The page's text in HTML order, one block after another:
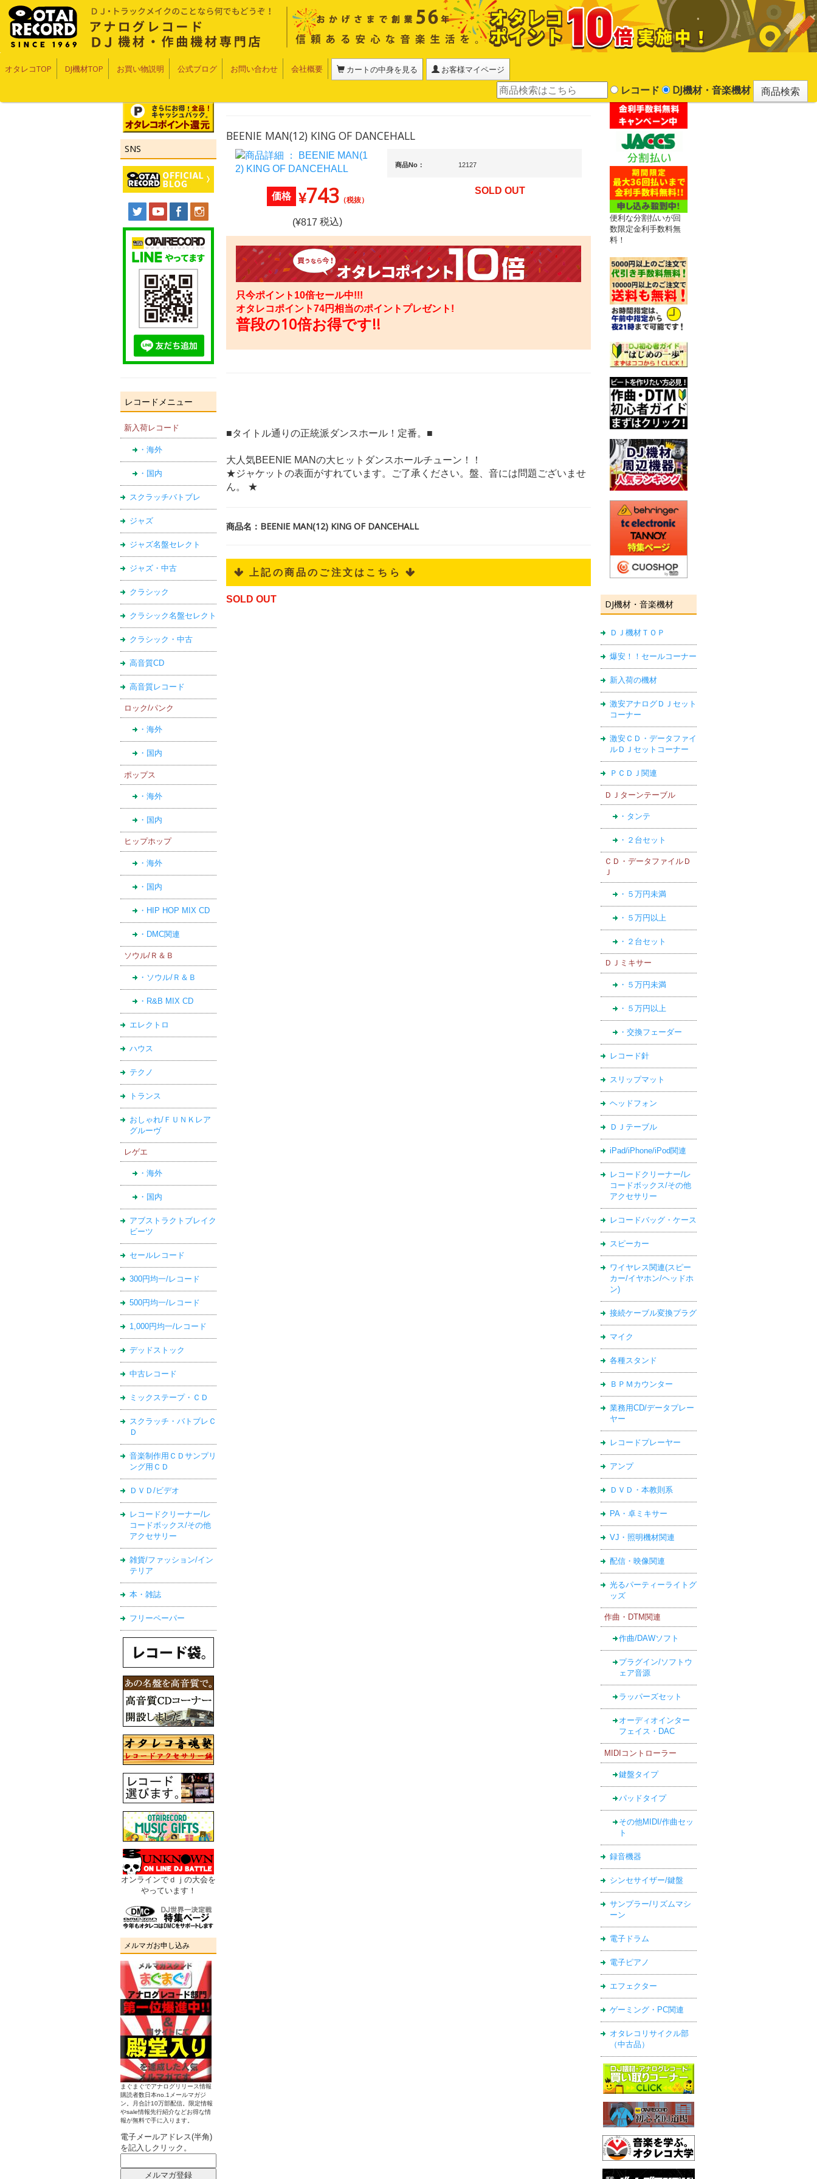
オタレコTOP DJ機材TOP お買い物説明 公式ブログ お問い合わせ 会社概要 カートの中身を見る お客様マイページ
レコード DJ機材・音楽機材
SNS
レコードメニュー
新入荷レコード
・海外
・国内
スクラッチバトブレ
ジャズ
ジャズ名盤セレクト
ジャズ・中古
クラシック
クラシック名盤セレクト
クラシック・中古
高音質CD
高音質レコード
ロック/パンク
・海外
・国内
ポップス
・海外
・国内
ヒップホップ
・海外
・国内
・HIP HOP MIX CD
・DMC関連
ソウル/Ｒ＆Ｂ
・ソウル/Ｒ＆Ｂ
・R&B MIX CD
エレクトロ
ハウス
テクノ
トランス
おしゃれ/ＦＵＮＫレア
グルーヴ
レゲエ
・海外
・国内
アブストラクトブレイク
ビーツ
セールレコード
300円均一/レコード
500円均一/レコード
1,000円均一/レコード
デッドストック
中古レコード
ミックステープ・ＣＤ
スクラッチ・バトブレＣ
Ｄ
音楽制作用ＣＤサンプリ
ング用ＣＤ
ＤＶＤ/ビデオ
レコードクリーナー/レ
コードボックス/その他
アクセサリー
雑貨/ファッション/イン
テリア
本・雑誌
フリーペーパー
オンラインでｄｊの大会を
やっています！
メルマガお申し込み
まぐまぐでアナログリリース情報
購読者数日本no.1メールマガジ
ン。月合計10万部配信。限定情報
やsale情報先行紹介などお得な情
報が無料で手に入ります。
電子メールアドレス(半角)
を記入しクリック。
便利な分割払いが回
数限定金利手数料無
料！
DJ機材・音楽機材
ＤＪ機材ＴＯＰ
爆安！！セールコーナー
新入荷の機材
激安アナログＤＪセット
コーナー
激安ＣＤ・データファイ
ルＤＪセットコーナー
ＰＣＤＪ関連
ＤＪターンテーブル
・タンテ
・２台セット
ＣＤ・データファイルＤ
Ｊ
・５万円未満
・５万円以上
・２台セット
ＤＪミキサー
・５万円未満
・５万円以上
・交換フェーダー
レコード針
スリップマット
ヘッドフォン
ＤＪテーブル
iPad/iPhone/iPod関連
レコードクリーナー/レ
コードボックス/その他
アクセサリー
レコードバッグ・ケース
スピーカー
ワイヤレス関連(スピー
カー/イヤホン/ヘッドホ
ン)
接続ケーブル変換プラグ
マイク
各種スタンド
ＢＰＭカウンター
業務用CD/データプレー
ヤー
レコードプレーヤー
アンプ
ＤＶＤ・本教則系
PA・卓ミキサー
VJ・照明機材関連
配信・映像関連
光るパーティーライトグ
ッズ
作曲・DTM関連
作曲/DAWソフト
プラグイン/ソフトウ
ェア音源
ラッパーズセット
オーディオインター
フェイス・DAC
MIDIコントローラー
鍵盤タイプ
パッドタイプ
その他MIDI/作曲セッ
ト
録音機器
シンセサイザー/鍵盤
サンプラー/リズムマシ
ーン
電子ドラム
電子ピアノ
エフェクター
ゲーミング・PC関連
オタレコリサイクル部
（中古品）
BEENIE MAN(12) KING OF DANCEHALL
商品No： 12127
価格 ¥743（税抜）
(¥817 税込)
SOLD OUT
只今ポイント10倍セール中!!!
オタレコポイント74円相当のポイントプレゼント!
普段の10倍お得です!!
■タイトル通りの正統派ダンスホール！定番。■
大人気BEENIE MANの大ヒットダンスホールチューン！！
★ジャケットの表面がすれています。ご了承ください。盤、音には問題ございませ
ん。 ★
商品名：BEENIE MAN(12) KING OF DANCEHALL
 上記の商品のご注文はこちら 
SOLD OUT